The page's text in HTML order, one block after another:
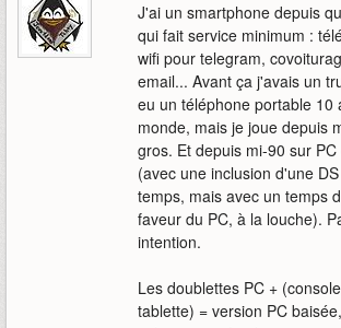
J'ai un smartphone depuis
qui fait service minimum :
wifi pour telegram,
email... Avant ça j'avais un
eu un téléphone portable 10
monde, mais je joue depuis
gros. Et depuis mi-90 sur
(avec une inclusion d'une
temps, mais avec un temps
faveur du PC, à la louche).
intention.
Les doublettes PC +
tablette) = version PC